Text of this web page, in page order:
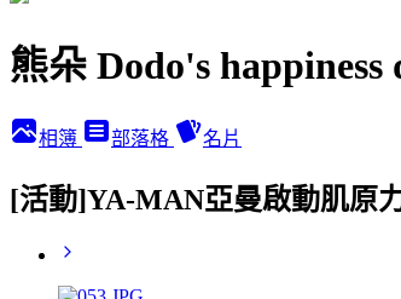
熊朵 Dodo's happiness
相簿 部落格 名片
[活動]YA-MAN亞曼啟動肌原